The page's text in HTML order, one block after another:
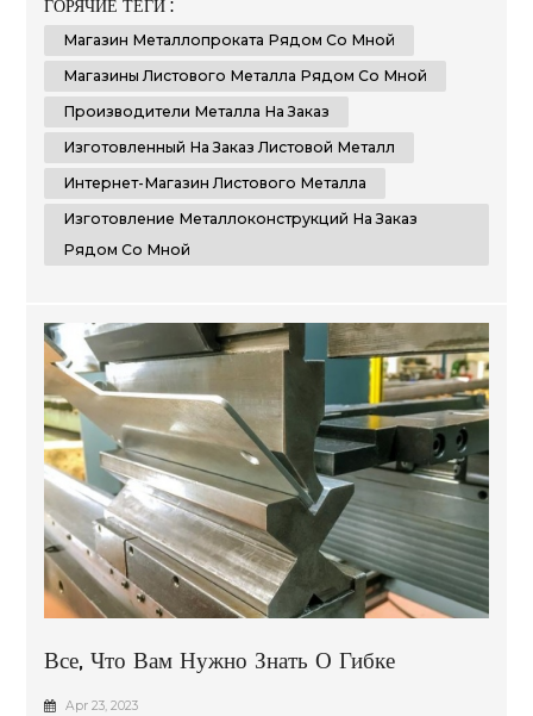
предпочтениям. В этом эссе мы сравним и
сопоставим преимущества выбора местного
магазина листового металла по сравнению с
того,...
ГОРЯЧИЕ ТЕГИ :
Магазин Металлопроката Рядом Со Мной
Магазины Листового Металла Рядом Со Мной
Производители Металла На Заказ
Изготовленный На Заказ Листовой Металл
Интернет-Магазин Листового Металла
Изготовление Металлоконструкций На Заказ
Рядом Со Мной
Все, Что Вам Нужно Знать О Гибке
Листового Металла
Apr 23, 2023